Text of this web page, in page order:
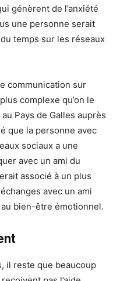
génèrent de l’anxiété
une personne serait
temps sur les réseaux
communication sur
complexe qu’on le
Pays de Galles auprès
que la personne avec
sociaux a une
avec un ami du
associé à un plus
avec un ami
bien-être émotionnel.
il reste que beaucoup